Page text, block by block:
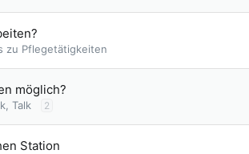
zu Pflegetätigkeiten
möglich?
Talk 2
Station